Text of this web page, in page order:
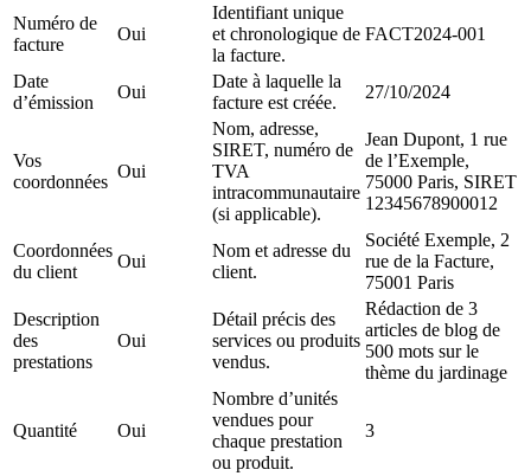
Numéro de
facture
Oui
Identifiant unique
et chronologique de
la facture.
FACT2024-001
Date
d’émission
Oui
Date à laquelle la
facture est créée.
27/10/2024
Vos
coordonnées
Oui
Nom, adresse,
SIRET, numéro de
TVA
intracommunautaire
(si applicable).
Jean Dupont, 1 rue
de l’Exemple,
75000 Paris, SIRET
12345678900012
Coordonnées
du client
Oui
Nom et adresse du
client.
Société Exemple, 2
rue de la Facture,
75001 Paris
Description
des
prestations
Oui
Détail précis des
services ou produits
vendus.
Rédaction de 3
articles de blog de
500 mots sur le
thème du jardinage
Quantité Oui
Nombre d’unités
vendues pour
chaque prestation
ou produit.
3